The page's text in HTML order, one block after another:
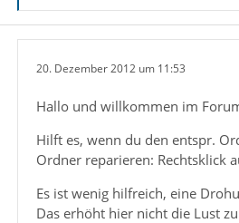
20. Dezember 2012 um 11:53
Hallo und willkommen im
Hilft es, wenn du den entspr.
Ordner reparieren: Rechtsklick
Es ist wenig hilfreich, eine
Das erhöht hier nicht die Lust